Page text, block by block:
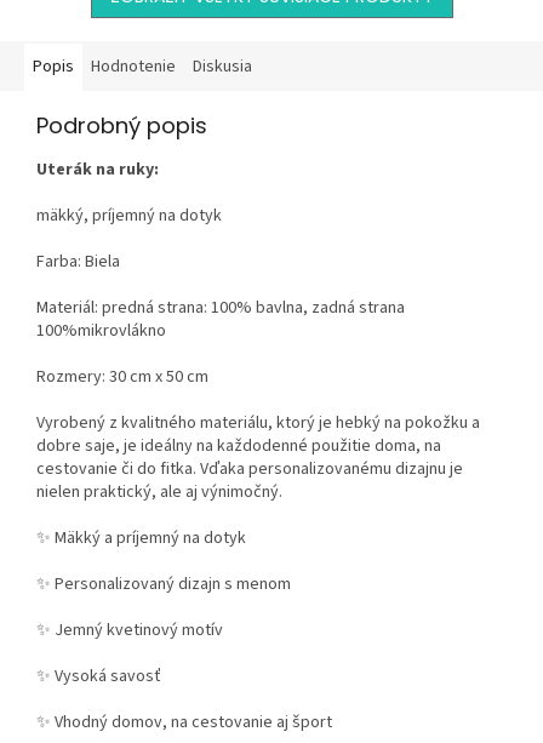
Popis Hodnotenie Diskusia
Podrobný popis
Uterák na ruky:
mäkký, príjemný na dotyk
Farba: Biela
Materiál: predná strana: 100% bavlna, zadná strana
100%mikrovlákno
Rozmery: 30 cm x 50 cm
Vyrobený z kvalitného materiálu, ktorý je hebký na pokožku a
dobre saje, je ideálny na každodenné použitie doma, na
cestovanie či do fitka. Vďaka personalizovanému dizajnu je
nielen praktický, ale aj výnimočný.
✨ Mäkký a príjemný na dotyk
✨ Personalizovaný dizajn s menom
✨ Jemný kvetinový motív
✨ Vysoká savosť
✨ Vhodný domov, na cestovanie aj šport